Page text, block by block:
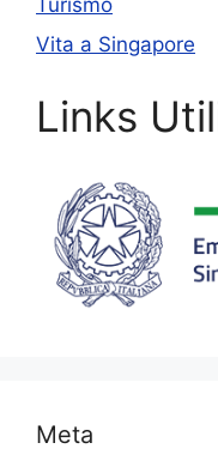
Vita a Singapore
Links
Meta